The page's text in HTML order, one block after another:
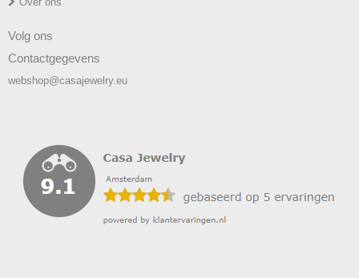
Volg ons
Contactgegevens
webshop@casajewelry.eu